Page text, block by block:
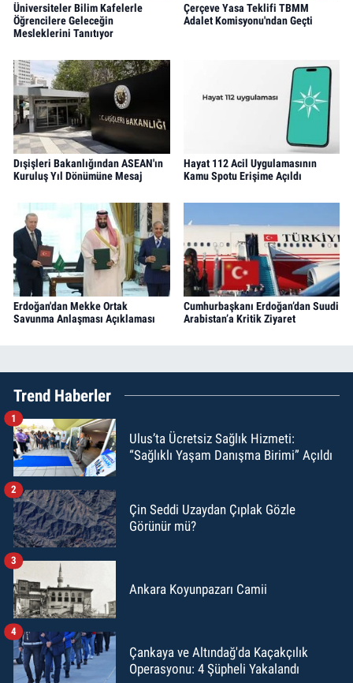
Üniversiteler Bilim Kafelerle
Öğrencilere Geleceğin
Mesleklerini Tanıtıyor
Çerçeve Yasa Teklifi TBMM
Adalet Komisyonu'ndan Geçti
Dışişleri Bakanlığından ASEAN'ın
Kuruluş Yıl Dönümüne Mesaj
Hayat 112 Acil Uygulamasının
Kamu Spotu Erişime Açıldı
Erdoğan'dan Mekke Ortak
Savunma Anlaşması Açıklaması
Cumhurbaşkanı Erdoğan’dan Suudi
Arabistan’a Kritik Ziyaret
Trend Haberler
Ulus’ta Ücretsiz Sağlık Hizmeti:
“Sağlıklı Yaşam Danışma Birimi” Açıldı
1
Çin Seddi Uzaydan Çıplak Gözle
Görünür mü?
2
Ankara Koyunpazarı Camii
3
Çankaya ve Altındağ'da Kaçakçılık
Operasyonu: 4 Şüpheli Yakalandı
4